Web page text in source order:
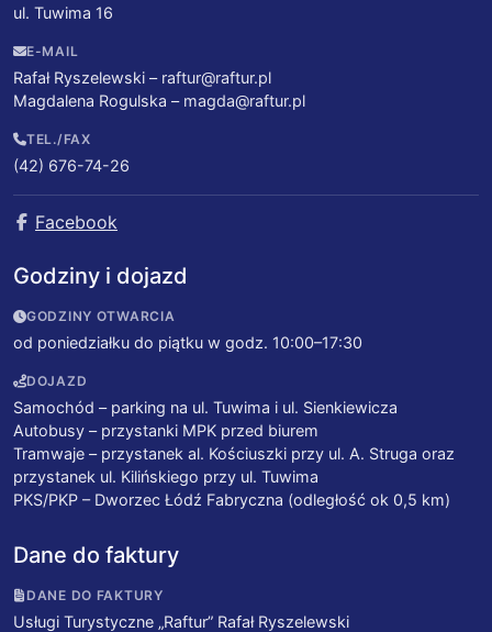
ul. Tuwima 16
E-MAIL
Rafał Ryszelewski – raftur@raftur.pl
Magdalena Rogulska – magda@raftur.pl
TEL./FAX
(42) 676-74-26
Facebook
Godziny i dojazd
GODZINY OTWARCIA
od poniedziałku do piątku w godz. 10:00–17:30
DOJAZD
Samochód – parking na ul. Tuwima i ul. Sienkiewicza
Autobusy – przystanki MPK przed biurem
Tramwaje – przystanek al. Kościuszki przy ul. A. Struga oraz
przystanek ul. Kilińskiego przy ul. Tuwima
PKS/PKP – Dworzec Łódź Fabryczna (odległość ok 0,5 km)
Dane do faktury
DANE DO FAKTURY
Usługi Turystyczne „Raftur” Rafał Ryszelewski